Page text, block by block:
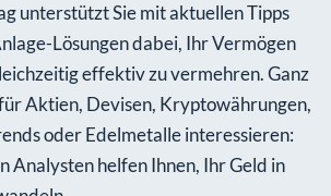
unterstützt Sie mit aktuellen Tipps
Lösungen dabei, Ihr Vermögen
effektiv zu vermehren. Ganz
Aktien, Devisen, Kryptowährungen,
oder Edelmetalle interessieren:
Analysten helfen Ihnen, Ihr Geld in